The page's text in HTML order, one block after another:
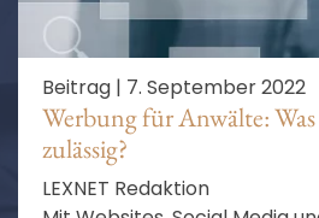
Beitrag | 7. September 2022
Werbung für Anwälte:
zulässig?
LEXNET Redaktion